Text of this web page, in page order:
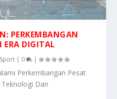
PERKEMBANGAN
ERA DIGITAL
Sport | 0 |
Perkembangan Pesat
Dan